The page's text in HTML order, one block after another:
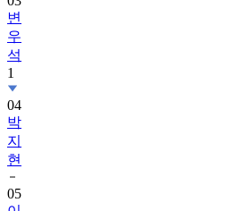
변
우
석
1
04
박
지
현
05